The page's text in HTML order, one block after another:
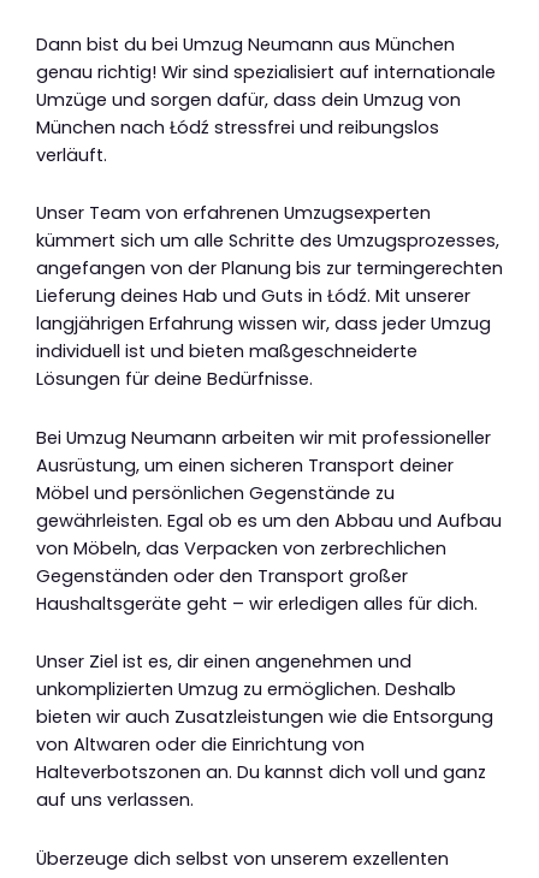
Dann bist du bei Umzug Neumann aus München
genau richtig! Wir sind spezialisiert auf internationale
Umzüge und sorgen dafür, dass dein Umzug von
München nach Łódź stressfrei und reibungslos
verläuft.
Unser Team von erfahrenen Umzugsexperten
kümmert sich um alle Schritte des Umzugsprozesses,
angefangen von der Planung bis zur termingerechten
Lieferung deines Hab und Guts in Łódź. Mit unserer
langjährigen Erfahrung wissen wir, dass jeder Umzug
individuell ist und bieten maßgeschneiderte
Lösungen für deine Bedürfnisse.
Bei Umzug Neumann arbeiten wir mit professioneller
Ausrüstung, um einen sicheren Transport deiner
Möbel und persönlichen Gegenstände zu
gewährleisten. Egal ob es um den Abbau und Aufbau
von Möbeln, das Verpacken von zerbrechlichen
Gegenständen oder den Transport großer
Haushaltsgeräte geht – wir erledigen alles für dich.
Unser Ziel ist es, dir einen angenehmen und
unkomplizierten Umzug zu ermöglichen. Deshalb
bieten wir auch Zusatzleistungen wie die Entsorgung
von Altwaren oder die Einrichtung von
Halteverbotszonen an. Du kannst dich voll und ganz
auf uns verlassen.
Überzeuge dich selbst von unserem exzellenten